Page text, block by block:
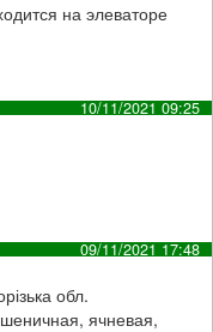
на элеваторе
10/11/2021 09:25
09/11/2021 17:48
обл.
ячневая,